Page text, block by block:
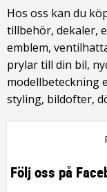
Hos oss kan du
tillbehör, dekaler,
emblem,
prylar till din bil,
modellbeteckning
styling, bildofter,
Följ oss på